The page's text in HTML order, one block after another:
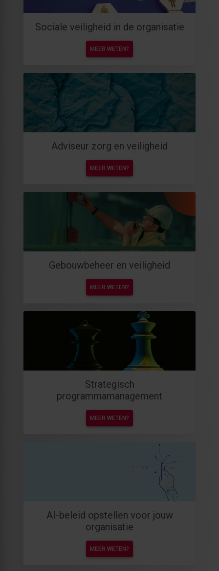
Sociale veiligheid in de organisatie
MEER WETEN?
Adviseur zorg en veiligheid
MEER WETEN?
Gebouwbeheer en veiligheid
MEER WETEN?
Strategisch
programmamanagement
MEER WETEN?
AI-beleid opstellen voor jouw
organisatie
MEER WETEN?